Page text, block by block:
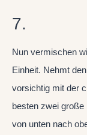
7.
Nun vermischen
Einheit. Nehmt
vorsichtig mit der
besten zwei große
von unten nach